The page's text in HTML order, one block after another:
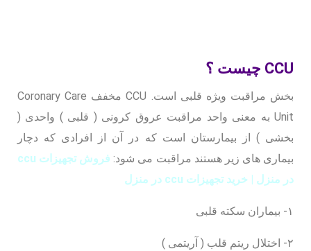
CCU چیست ؟
بخش مراقبت ویژه قلبی است. CCU مخفف Coronary Care
Unit به معنی واحد مراقبت عروق کرونی ( قلبی ) واحدی (
بخشی ) از بیمارستان است که در آن از افرادی که دچار
بیماری های زیر هستند مراقبت می شود:
فروش تجهیزات ccu
در منزل | خرید تجهیزات ccu در منزل
۱- بیماران سکته قلبی
۲- اختلال ریتم قلب ( آریتمی )